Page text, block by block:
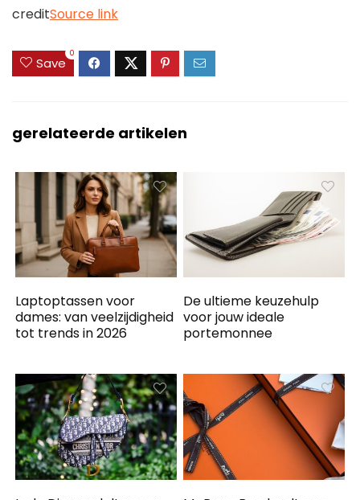
creditSource link
Save
0
gerelateerde artikelen
Laptoptassen voor
dames: van veelzijdigheid
tot trends in 2026
De ultieme keuzehulp
voor jouw ideale
portemonnee